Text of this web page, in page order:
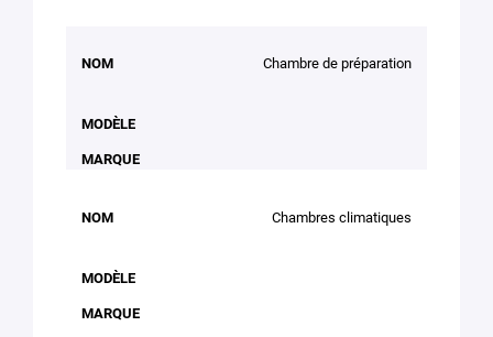
NOMMODÈLE Chambre de préparation
Chambres climatiques